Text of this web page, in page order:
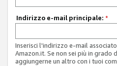
Indirizzo e-mail principale: *
Inserisci l'indirizzo e-mail
Amazon.it. Se non sei più in
aggiungerne un altro con i tuoi